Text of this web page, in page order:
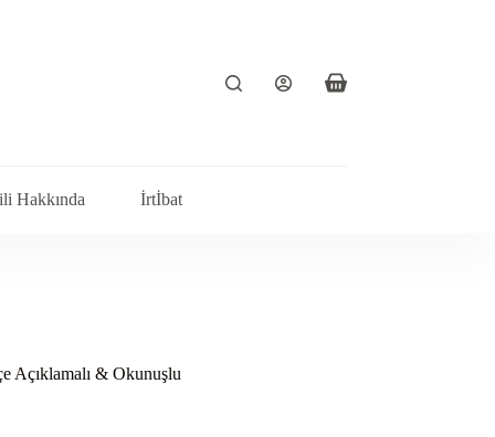
Shopping
Hakkında İrtİbat
Açıklamalı & Okunuşlu